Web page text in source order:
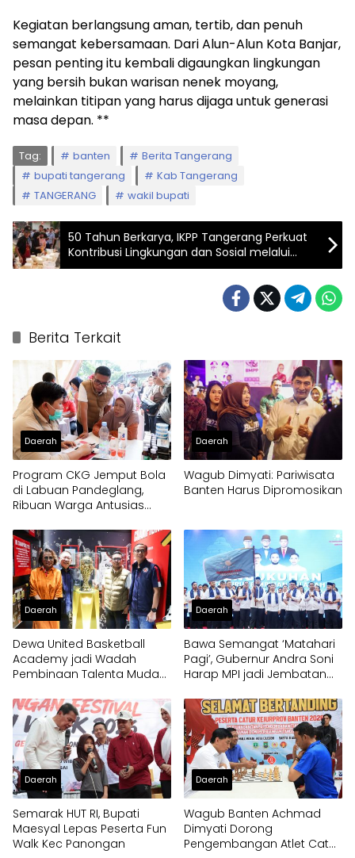
Kegiatan berlangsung aman, tertib, dan penuh
semangat kebersamaan. Dari Alun-Alun Kota Banjar,
pesan penting itu kembali digaungkan lingkungan
yang bersih bukan warisan nenek moyang,
melainkan titipan yang harus dijaga untuk generasi
masa depan. **
Tag: banten
Berita Tangerang
bupati tangerang
Kab Tangerang
TANGERANG
wakil bupati
50 Tahun Berkarya, IKPP Tangerang Perkuat
Kontribusi Lingkungan dan Sosial melalui
Rekam Jejak Penghargaan Berkelanjutan
Berita Terkait
Daerah
Program CKG Jemput Bola
di Labuan Pandeglang,
Ribuan Warga Antusias
Daerah
Wagub Dimyati: Pariwisata
Banten Harus Dipromosikan
Daerah
Dewa United Basketball
Academy jadi Wadah
Pembinaan Talenta Muda
Daerah
Bawa Semangat ‘Matahari
Pagi’, Gubernur Andra Soni
Harap MPI jadi Jembatan
Daerah
Semarak HUT RI, Bupati
Maesyal Lepas Peserta Fun
Walk Kec Panongan
Daerah
Wagub Banten Achmad
Dimyati Dorong
Pengembangan Atlet Catur